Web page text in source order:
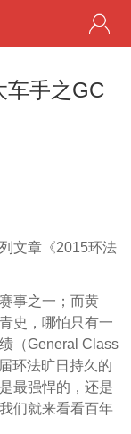
车手之GC
文章《2015环法
事之一；而黄
史，哪怕只有一
（General Class
环法旷日持久的
最强悍的，还是
们就来看看百年